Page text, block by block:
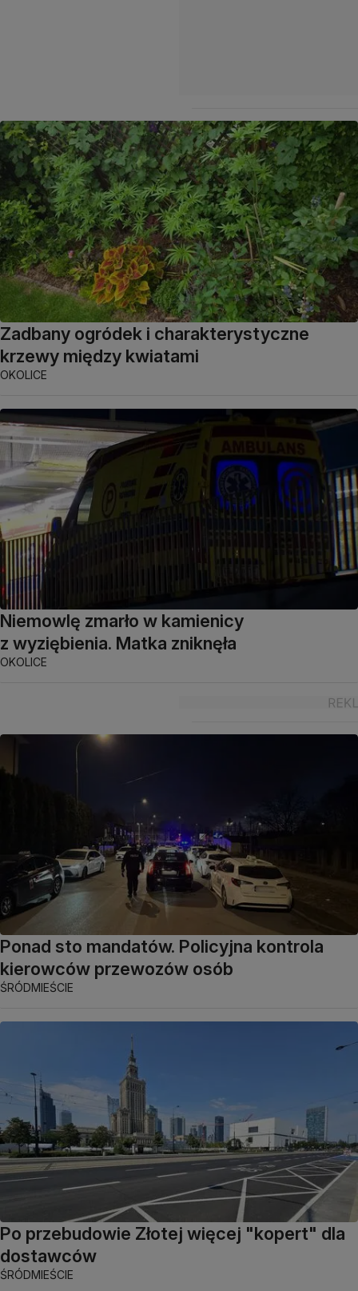
Zadbany ogródek i charakterystyczne
krzewy między kwiatami
OKOLICE
Niemowlę zmarło w kamienicy
z wyziębienia. Matka zniknęła
OKOLICE
Ponad sto mandatów. Policyjna kontrola
kierowców przewozów osób
ŚRÓDMIEŚCIE
Po przebudowie Złotej więcej "kopert" dla
dostawców
ŚRÓDMIEŚCIE